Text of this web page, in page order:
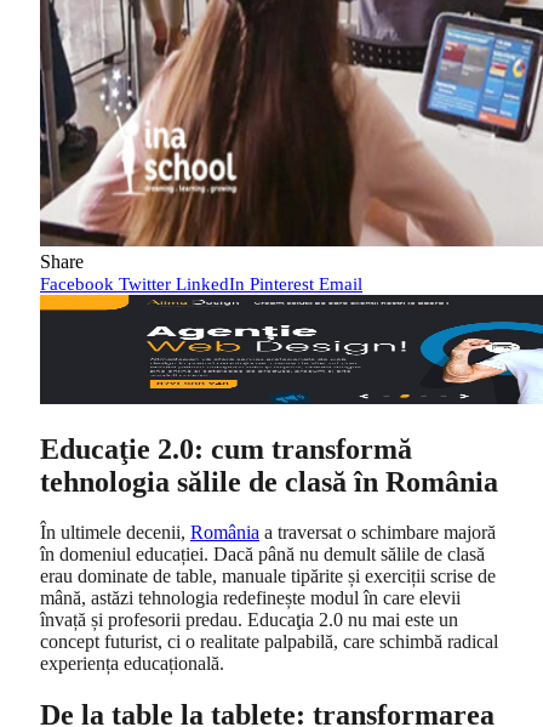
Share
Facebook Twitter LinkedIn Pinterest Email
Educaţie 2.0: cum transformă
tehnologia sălile de clasă în România
În ultimele decenii, România a traversat o schimbare majoră
în domeniul educației. Dacă până nu demult sălile de clasă
erau dominate de table, manuale tipărite și exerciții scrise de
mână, astăzi tehnologia redefinește modul în care elevii
învață și profesorii predau. Educaţia 2.0 nu mai este un
concept futurist, ci o realitate palpabilă, care schimbă radical
experiența educațională.
De la table la tablete: transformarea